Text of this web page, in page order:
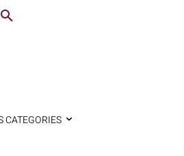
CATEGORIES